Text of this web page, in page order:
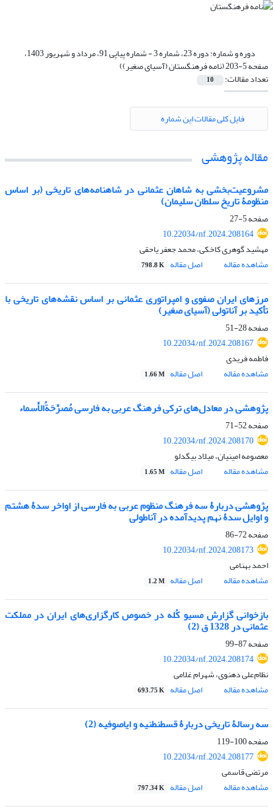
دوره و شماره: دوره 23، شماره 3 - شماره پیاپی 91، مرداد و شهریور 1403،
صفحه 5-203 (نامه فرهنگستان (آسیای صغیر))
تعداد مقالات: 10
فایل کلی مقالات این شماره
مقاله پژوهشی
مشروعیت‏‏‌‏‌‏بخشی به شاهان عثمانی در شاهنامه‏‏‌‏‌‏های تاریخی (بر اساس
منظومۀ تاریخ سلطان سلیمان)
صفحه5-27
10.22034/nf.2024.208164
مهشید گوهری کاخکی، محمد جعفر یاحقی
مشاهده مقاله
اصل مقاله 798.8 K
مرزهای ایران صفوی و امپراتوری عثمانی بر اساس نقشه‌‏های تاریخی با
تأکید بر آناتولی (آسیای صغیر)
صفحه28-51
10.22034/nf.2024.208167
فاطمه فریدی
مشاهده مقاله
اصل مقاله 1.66 M
پژوهشی در معادل‌‏های ترکی فرهنگ عربی ‌‏به ‌‏فارسی مُصرَّحَةُالأَسماء
صفحه52-71
10.22034/nf.2024.208170
معصومه امینیان، میلاد بیگدلو
مشاهده مقاله
اصل مقاله 1.65 M
پژوهشی دربارۀ سه فرهنگ منظوم عربی به فارسی از اواخر سدۀ هشتم
و اوایل سدۀ نهم پدیدآمده در آناطولی
صفحه72-86
10.22034/nf.2024.208173
احمد بهنامی
مشاهده مقاله
اصل مقاله 1.2 M
بازخوانی گزارش مسیو کُله در خصوص کارگزاری‏‏‌‌های ایران در مملکت
عثمانی در 1328 ق (2)
صفحه87-99
10.22034/nf.2024.208174
نظام‏‏‌‌علی دهنوی، شهرام غلامی
مشاهده مقاله
اصل مقاله 693.75 K
سه رسالۀ تاریخی دربارۀ قسطنطنیه و ایاصوفیه (2)
صفحه100-119
10.22034/nf.2024.208177
مرتضی قاسمی
مشاهده مقاله
اصل مقاله 797.34 K